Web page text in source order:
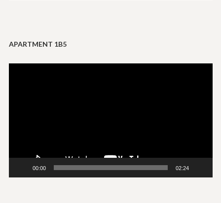
APARTMENT 1B5
00:00 02:24